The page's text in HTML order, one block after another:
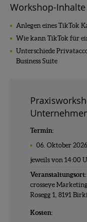
Workshop-
Anlegen eines TikTok
Wie kann TikTok für
Unterschiede
Business Suite
Termin:
06. Oktober 2026
jeweils von 14:00
Veranstaltungsort:
crosseye
Rosegg 1, 8191
Kosten: